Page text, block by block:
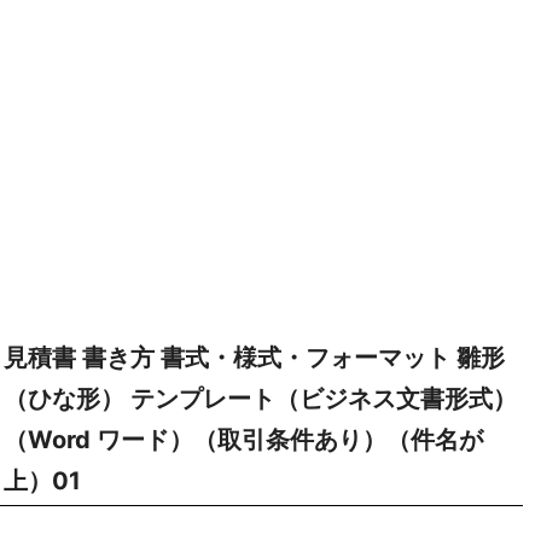
見積書 書き方 書式・様式・フォーマット 雛形
（ひな形） テンプレート（ビジネス文書形式）
（Word ワード）（取引条件あり）（件名が
上）01